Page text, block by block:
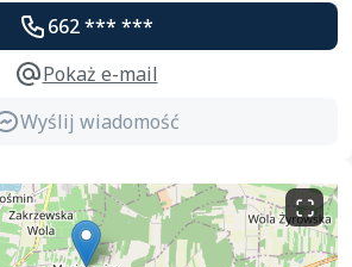
662 *** ***
Pokaż e-mail
Wyślij wiadomość